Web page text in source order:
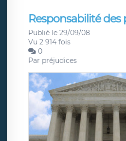
Responsabilité des
Publié le 29/09/08
Vu 2 914 fois
0
Par préjudices